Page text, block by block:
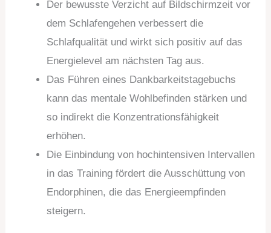
Der bewusste Verzicht auf Bildschirmzeit vor
dem Schlafengehen verbessert die
Schlafqualität und wirkt sich positiv auf das
Energielevel am nächsten Tag aus.
Das Führen eines Dankbarkeitstagebuchs
kann das mentale Wohlbefinden stärken und
so indirekt die Konzentrationsfähigkeit
erhöhen.
Die Einbindung von hochintensiven Intervallen
in das Training fördert die Ausschüttung von
Endorphinen, die das Energieempfinden
steigern.